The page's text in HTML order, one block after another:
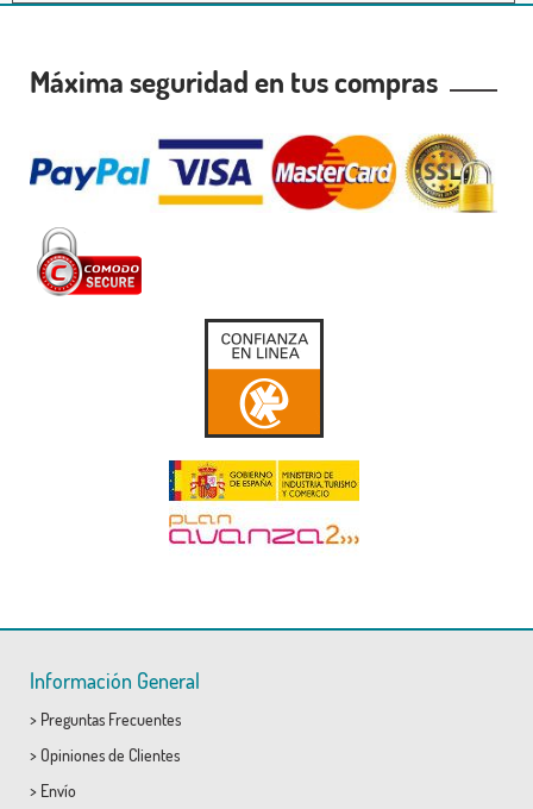
Máxima seguridad en tus compras
Información General
> Preguntas Frecuentes
> Opiniones de Clientes
> Envío